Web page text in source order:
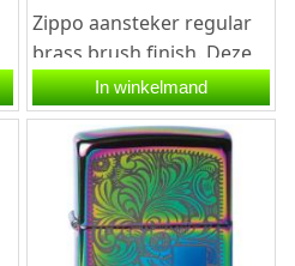
Zippo aansteker regular
brass brush finish. Deze
Zippo aansteker heeft
een geborsteld messing...
In winkelmand